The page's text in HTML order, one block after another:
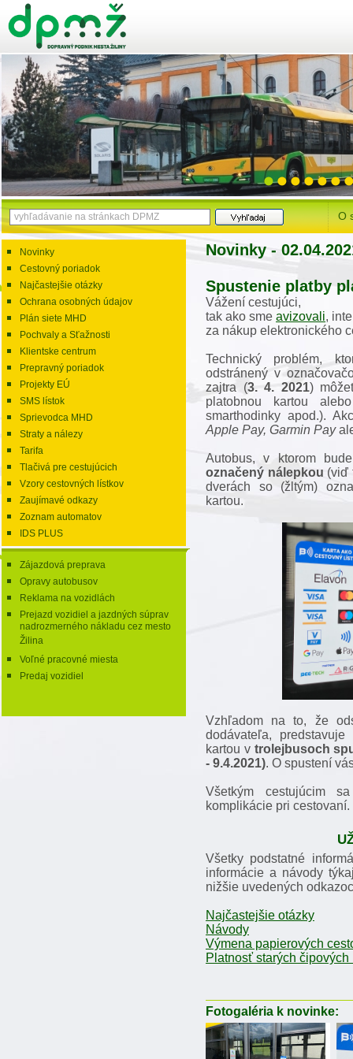
O
Novinky
Cestovný poriadok
Najčastejšie otázky
Ochrana osobných údajov
Plán siete MHD
Pochvaly a Sťažnosti
Klientske centrum
Prepravný poriadok
Projekty EÚ
SMS lístok
Sprievodca MHD
Straty a nálezy
Tarifa
Tlačivá pre cestujúcich
Vzory cestovných lístkov
Zaujímavé odkazy
Zoznam automatov
IDS PLUS
Zájazdová preprava
Opravy autobusov
Reklama na vozidlách
Prejazd vozidiel a jazdných súprav
nadrozmerného nákladu cez mesto
Žilina
Voľné pracovné miesta
Predaj vozidiel
Novinky -
Spustenie platby
Vážení cestujúci,
tak ako sme avizovali,
za nákup elektronického
Technický problém,
odstránený v
zajtra (3. 4. 2021)
platobnou kartou
smarthodinky apod.).
Apple Pay, Garmin Pay
Autobus, v ktorom
označený nálepkou (viď
dverách so (žltým)
kartou.
Vzhľadom na to, že
dodávateľa,
kartou v trolejbusoch
- 9.4.2021). O spustení
Všetkým cestujúcim
komplikácie pri cestovaní.
Všetky podstatné
informácie a návody
nižšie uvedených
Najčastejšie otázky
Návody
Výmena papierových
Platnosť starých čipových
Fotogaléria k novinke: